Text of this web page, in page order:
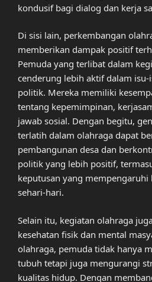
kondusif bagi dialog dan kerja
Di sisi lain, perkembangan
memberikan dampak positif
Pemuda yang terlibat dalam
cenderung lebih aktif dalam
politik. Mereka memiliki
tentang kepemimpinan,
jawab sosial. Dengan begitu,
terlatih dalam olahraga dapat
pembangunan desa dan
politik yang lebih positif,
keputusan yang mempengaruhi
sehari-hari.
Selain itu, kegiatan olahraga
kesehatan fisik dan mental
olahraga, pemuda tidak hanya
tubuh tetapi juga mengurangi
kualitas hidup. Dengan